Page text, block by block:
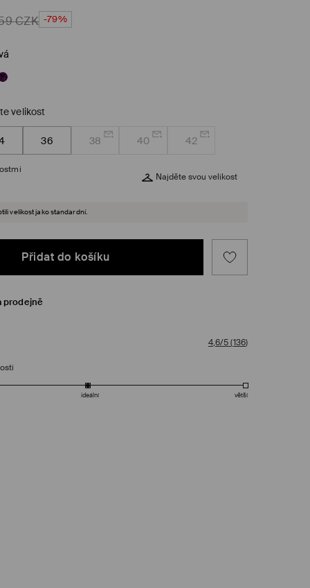
CZK -79%
velikost
36 38 40 42
Najděte svou velikost
velikost jako standardní.
Přidat do košíku
prodejně
4,6/5(136)
ideální větší